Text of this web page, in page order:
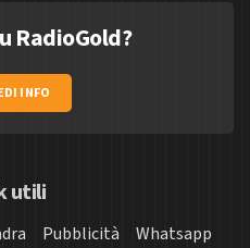
RadioGold?
INFO
utili
Pubblicità
Whatsapp